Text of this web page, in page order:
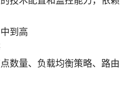
到高
数量、负载均衡策略、路由